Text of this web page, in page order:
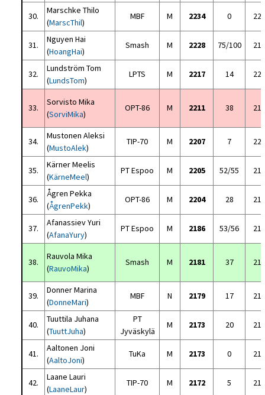
30.
Marschke Thilo
(MarscThil)
MBF M 2234 0
31.
Nguyen Hai
(HoangHai)
Smash M 2228 75/100
32.
Lundström Tom
(LundsTom)
LPTS M 2217 14
33.
Sorvisto Mika
(SorviMika)
OPT-86 M 2211 38
34.
Mustonen Aleksi
(MustoAlek)
TIP-70 M 2207 7
35.
Kärner Meelis
(KärneMeel)
PT Espoo M 2205 52/55
36.
Ågren Pekka
(ÅgrenPekk)
OPT-86 M 2204 28
37.
Afanassiev Yuri
(AfanaYury)
PT Espoo M 2186 53/56
38.
Rauvola Mika
(RauvoMika)
Smash M 2181 37
39.
Donner Marina
(DonneMari)
MBF N 2179 17
40.
Tuuttila Juhana
(TuuttJuha)
PT
Jyväskylä
M 2173 20
41.
Aaltonen Joni
(AaltoJoni)
TuKa M 2173 0
42.
Laane Lauri
(LaaneLaur)
TIP-70 M 2172 5